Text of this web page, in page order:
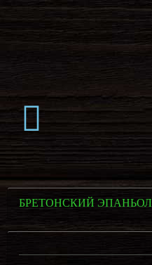
БРЕТОНСКИЙ